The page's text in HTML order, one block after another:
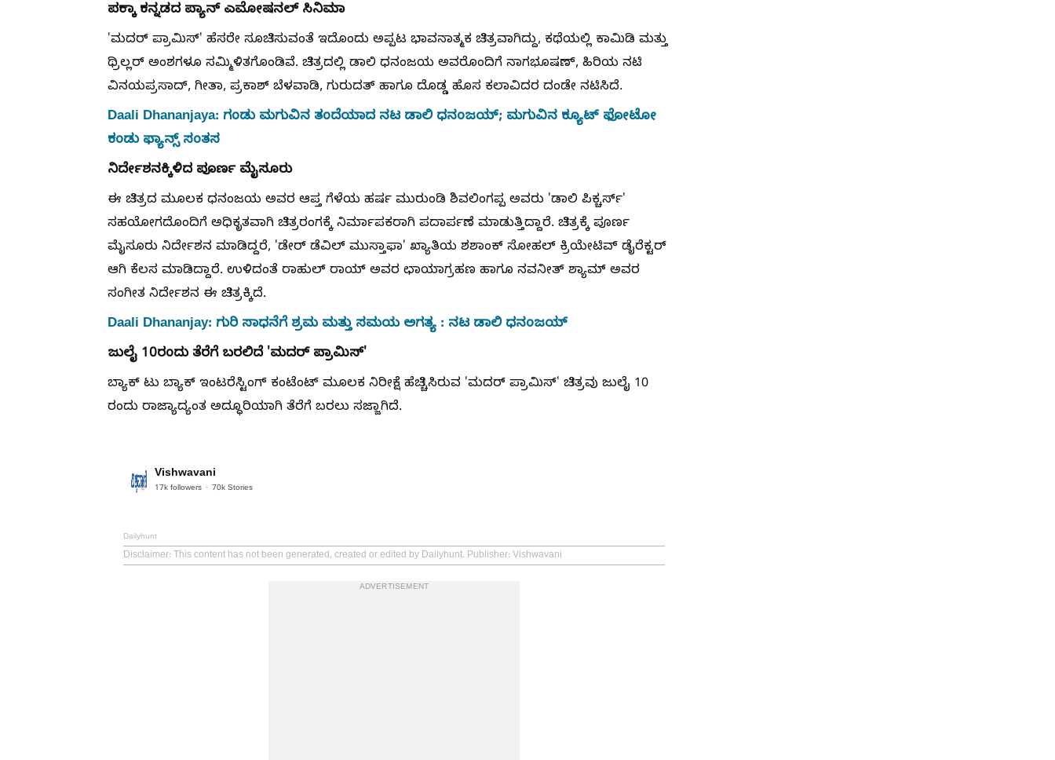
ಪಕ್ಕಾ ಕನ್ನಡದ ಪ್ಯಾನ್ ಎಮೋಷನಲ್ ಸಿನಿಮಾ
'ಮದರ್ ಪ್ರಾಮಿಸ್' ಹೆಸರೇ ಸೂಚಿಸುವಂತೆ ಇದೊಂದು ಅಪ್ಪಟ ಭಾವನಾತ್ಮಕ ಚಿತ್ರವಾಗಿದ್ದು, ಕಥೆಯಲ್ಲಿ ಕಾಮಿಡಿ ಮತ್ತು
ಥ್ರಿಲ್ಲರ್ ಅಂಶಗಳೂ ಸಮ್ಮಿಳಿತಗೊಂಡಿವೆ. ಚಿತ್ರದಲ್ಲಿ ಡಾಲಿ ಧನಂಜಯ ಅವರೊಂದಿಗೆ ನಾಗಭೂಷಣ್, ಹಿರಿಯ ನಟಿ
ವಿನಯಪ್ರಸಾದ್, ಗೀತಾ, ಪ್ರಕಾಶ್ ಬೆಳವಾಡಿ, ಗುರುದತ್ ಹಾಗೂ ದೊಡ್ಡ ಹೊಸ ಕಲಾವಿದರ ದಂಡೇ ನಟಿಸಿದೆ.
Daali Dhananjaya: ಗಂಡು ಮಗುವಿನ ತಂದೆಯಾದ ನಟ ಡಾಲಿ ಧನಂಜಯ್‌; ಮಗುವಿನ ಕ್ಯೂಟ್‌ ಫೋಟೋ
ಕಂಡು ಫ್ಯಾನ್ಸ್‌ ಸಂತಸ
ನಿರ್ದೇಶನಕ್ಕಿಳಿದ ಪೂರ್ಣ ಮೈಸೂರು
ಈ ಚಿತ್ರದ ಮೂಲಕ ಧನಂಜಯ ಅವರ ಆಪ್ತ ಗೆಳೆಯ ಹರ್ಷ ಮುರುಂಡಿ ಶಿವಲಿಂಗಪ್ಪ ಅವರು 'ಡಾಲಿ ಪಿಕ್ಚರ್ಸ್'
ಸಹಯೋಗದೊಂದಿಗೆ ಅಧಿಕೃತವಾಗಿ ಚಿತ್ರರಂಗಕ್ಕೆ ನಿರ್ಮಾಪಕರಾಗಿ ಪದಾರ್ಪಣೆ ಮಾಡುತ್ತಿದ್ದಾರೆ. ಚಿತ್ರಕ್ಕೆ ಪೂರ್ಣ
ಮೈಸೂರು ನಿರ್ದೇಶನ ಮಾಡಿದ್ದರೆ, 'ಡೇರ್ ಡೆವಿಲ್ ಮುಸ್ತಾಫಾ' ಖ್ಯಾತಿಯ ಶಶಾಂಕ್ ಸೋಹಲ್ ಕ್ರಿಯೇಟಿವ್ ಡೈರೆಕ್ಟರ್
ಆಗಿ ಕೆಲಸ ಮಾಡಿದ್ದಾರೆ. ಉಳಿದಂತೆ ರಾಹುಲ್ ರಾಯ್ ಅವರ ಛಾಯಾಗ್ರಹಣ ಹಾಗೂ ನವನೀತ್ ಶ್ಯಾಮ್ ಅವರ
ಸಂಗೀತ ನಿರ್ದೇಶನ ಈ ಚಿತ್ರಕ್ಕಿದೆ.
Daali Dhananjay: ಗುರಿ ಸಾಧನೆಗೆ ಶ್ರಮ ಮತ್ತು ಸಮಯ ಅಗತ್ಯ : ನಟ ಡಾಲಿ ಧನಂಜಯ್
ಜುಲೈ 10ರಂದು ತೆರೆಗೆ ಬರಲಿದೆ 'ಮದರ್ ಪ್ರಾಮಿಸ್'
ಬ್ಯಾಕ್ ಟು ಬ್ಯಾಕ್ ಇಂಟರೆಸ್ಟಿಂಗ್ ಕಂಟೆಂಟ್ ಮೂಲಕ ನಿರೀಕ್ಷೆ ಹೆಚ್ಚಿಸಿರುವ 'ಮದರ್ ಪ್ರಾಮಿಸ್' ಚಿತ್ರವು ಜುಲೈ 10
ರಂದು ರಾಜ್ಯಾದ್ಯಂತ ಅದ್ಧೂರಿಯಾಗಿ ತೆರೆಗೆ ಬರಲು ಸಜ್ಜಾಗಿದೆ.
Vishwavani
17k followers 70k Stories
Dailyhunt
Disclaimer: This content has not been generated, created or edited by Dailyhunt. Publisher: Vishwavani
ADVERTISEMENT